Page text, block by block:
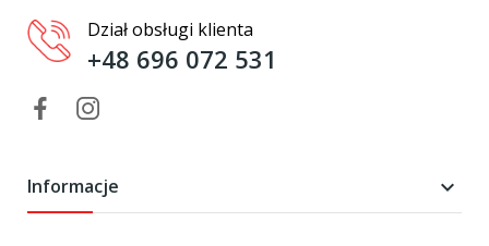
Dział obsługi klienta
+48 696 072 531
Informacje 